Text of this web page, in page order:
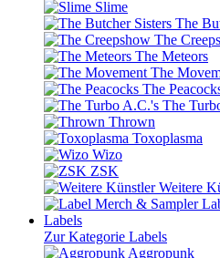
Slime
The
The
The Meteors
The
The
The
Thrown
Toxoplasma
Wizo
ZSK
Weitere
Labels
Zur Kategorie Labels
Aggropunk